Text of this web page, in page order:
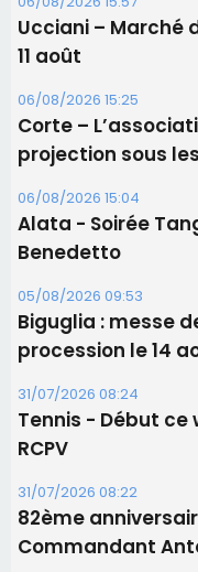
Ucciani – Marché
11 août
06/08/2026 15:25
Corte –
projection sous
06/08/2026 15:04
Alata - Soirée
Benedetto
05/08/2026 09:53
Biguglia : messe
procession le 14
31/07/2026 08:24
Tennis - Début
RCPV
31/07/2026 08:22
82ème
Commandant